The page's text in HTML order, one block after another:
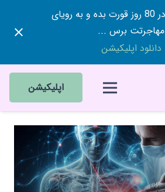
هر زبانی رو در 80 روز قورت بده و به رویای
مهاجرتت برس ...
دانلود اپلیکیشن
اپلیکیشن